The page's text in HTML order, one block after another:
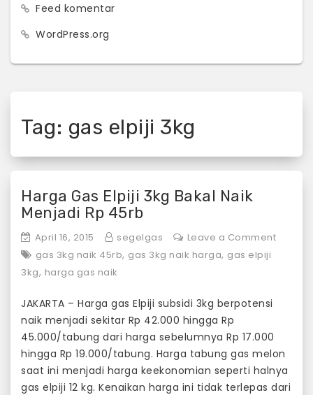
Feed komentar
WordPress.org
Tag: gas elpiji 3kg
Harga Gas Elpiji 3kg Bakal Naik
Menjadi Rp 45rb
April 16, 2015 segelgas Leave a Commenton
Rp
45rb
gas 3kg naik 45rb, gas 3kg naik harga, gas elpiji
3kg, harga gas naik
JAKARTA – Harga gas Elpiji subsidi 3kg berpotensi
naik menjadi sekitar Rp 42.000 hingga Rp
45.000/tabung dari harga sebelumnya Rp 17.000
hingga Rp 19.000/tabung. Harga tabung gas melon
saat ini menjadi harga keekonomian seperti halnya
gas elpiji 12 kg. Kenaikan harga ini tidak terlepas dari